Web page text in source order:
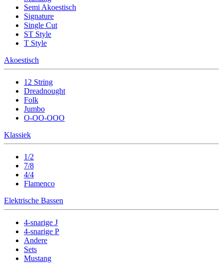
Semi Akoestisch
Signature
Single Cut
ST Style
T Style
Akoestisch
12 String
Dreadnought
Folk
Jumbo
O-OO-OOO
Klassiek
1/2
7/8
4/4
Flamenco
Elektrische Bassen
4-snarige J
4-snarige P
Andere
Sets
Mustang